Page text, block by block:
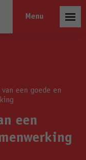
Open
een goede en
een